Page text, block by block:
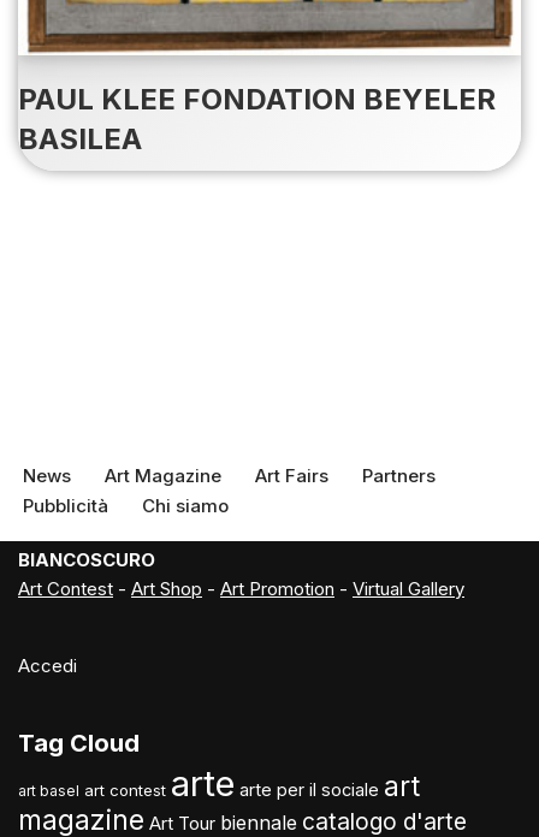
PAUL KLEE FONDATION BEYELER
BASILEA
News Art Magazine Art Fairs
Partners
Pubblicità
Chi siamo
BIANCOSCURO
Art Contest - Art Shop - Art Promotion - Virtual Gallery
Accedi
Tag Cloud
art basel art contest arte arte per il sociale art
magazine Art Tour biennale catalogo d'arte